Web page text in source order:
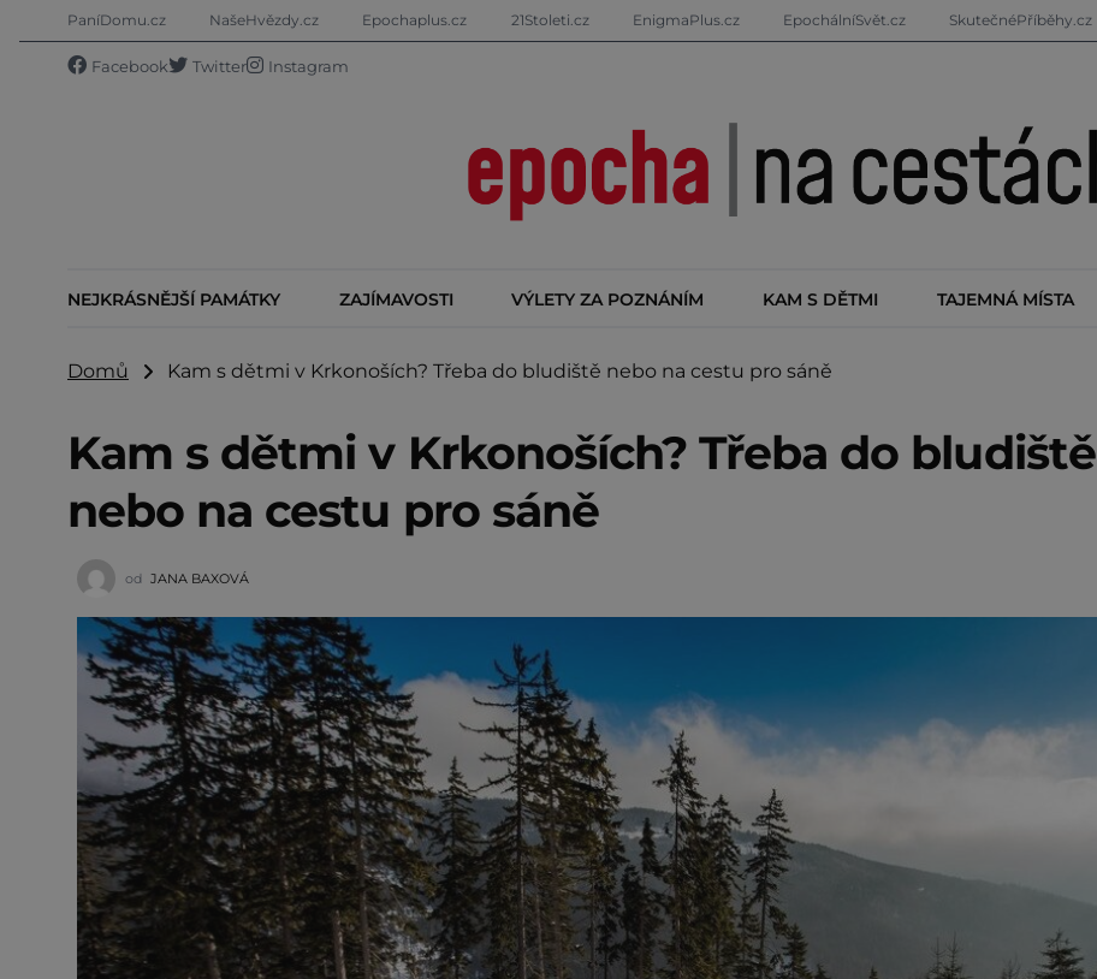
PaníDomu.cz NašeHvězdy.cz Epochaplus.cz 21Stoleti.cz EnigmaPlus.cz EpochálníSvět.cz SkutečnéPříběhy.cz
Facebook Twitter Instagram
NEJKRÁSNĚJŠÍ PAMÁTKY ZAJÍMAVOSTI VÝLETY ZA POZNÁNÍM KAM S DĚTMI TAJEMNÁ MÍSTA
Domů Kam s dětmi v Krkonoších? Třeba do bludiště nebo na cestu pro sáně
Kam s dětmi v Krkonoších? Třeba do bludiště
nebo na cestu pro sáně
od JANA BAXOVÁ